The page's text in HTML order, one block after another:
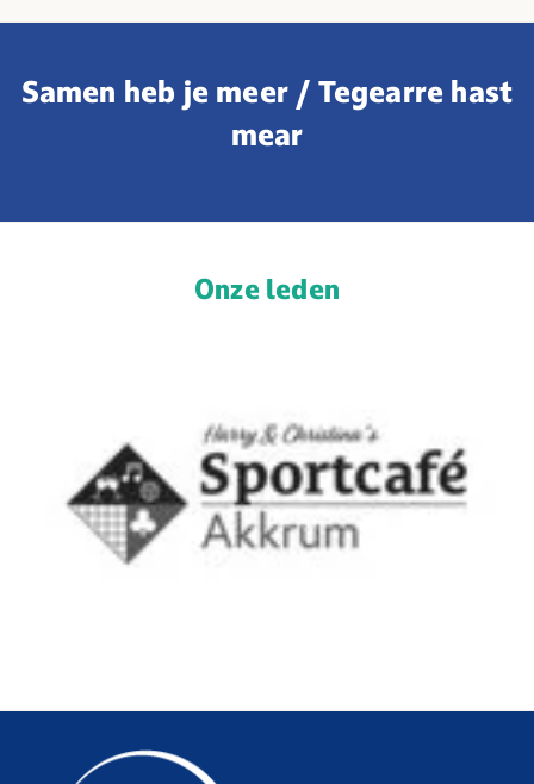
Samen heb je meer / Tegearre hast
mear
Onze leden